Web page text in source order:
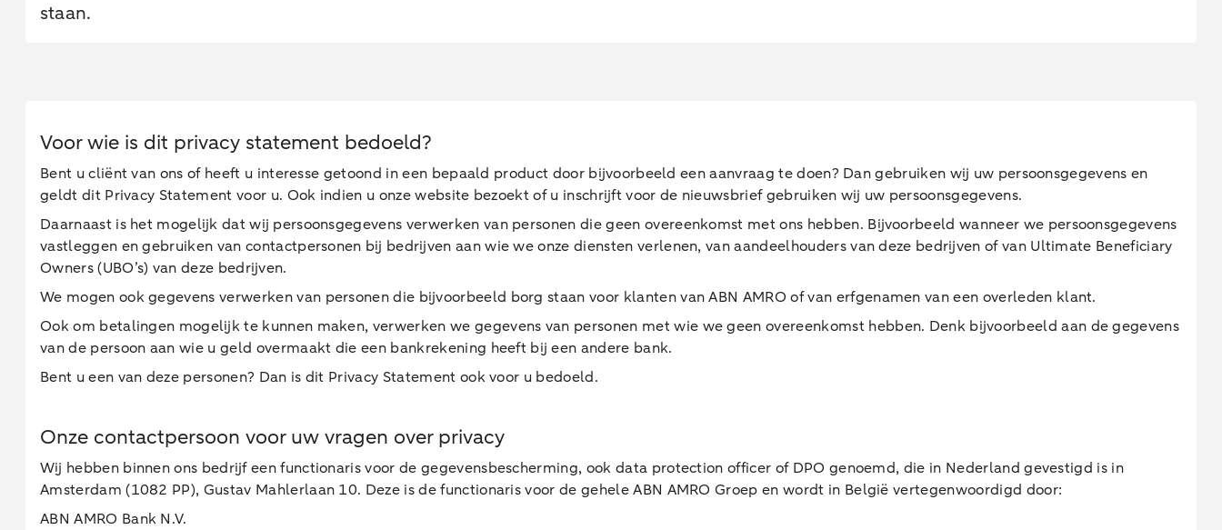
staan.
Voor wie is dit privacy statement bedoeld?
Bent u cliënt van ons of heeft u interesse getoond in een bepaald product door bijvoorbeeld een aanvraag te doen? Dan gebruiken wij uw persoonsgegevens en
geldt dit Privacy Statement voor u. Ook indien u onze website bezoekt of u inschrijft voor de nieuwsbrief gebruiken wij uw persoonsgegevens.
Daarnaast is het mogelijk dat wij persoonsgegevens verwerken van personen die geen overeenkomst met ons hebben. Bijvoorbeeld wanneer we persoonsgegevens
vastleggen en gebruiken van contactpersonen bij bedrijven aan wie we onze diensten verlenen, van aandeelhouders van deze bedrijven of van Ultimate Beneficiary
Owners (UBO’s) van deze bedrijven.
We mogen ook gegevens verwerken van personen die bijvoorbeeld borg staan voor klanten van ABN AMRO of van erfgenamen van een overleden klant.
Ook om betalingen mogelijk te kunnen maken, verwerken we gegevens van personen met wie we geen overeenkomst hebben. Denk bijvoorbeeld aan de gegevens
van de persoon aan wie u geld overmaakt die een bankrekening heeft bij een andere bank.
Bent u een van deze personen? Dan is dit Privacy Statement ook voor u bedoeld.
Onze contactpersoon voor uw vragen over privacy
Wij hebben binnen ons bedrijf een functionaris voor de gegevensbescherming, ook data protection officer of DPO genoemd, die in Nederland gevestigd is in
Amsterdam (1082 PP), Gustav Mahlerlaan 10. Deze is de functionaris voor de gehele ABN AMRO Groep en wordt in België vertegenwoordigd door:
ABN AMRO Bank N.V.